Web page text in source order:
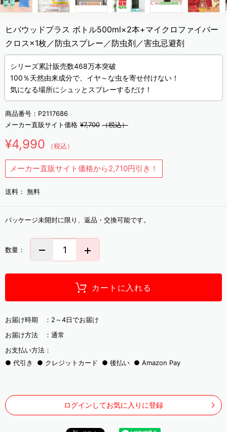
ヒバウッドプラス ボトル500ml×2本+マイクロファイバー
クロス×1枚／防虫スプレー／防虫剤／害虫忌避剤
シリーズ累計販売数468万本突破
100％天然由来成分で、イヤ～な虫を寄せ付けない！
気になる場所にシュッとスプレーするだけ！
商品番号： P2117686
メーカー直販サイト価格 ¥7,700 （税込）
¥4,990 （税込）
メーカー直販サイト価格から2,710円引き！
送料： 無料
パッケージ未開封に限り、返品・交換可能です。
数量：
カートに入れる
お届け時期 ： 2～4日でお届け
お届け方法 ： 通常
お支払い方法：
代引き
クレジットカード 後払い Amazon Pay
ログインしてお気に入りに登録